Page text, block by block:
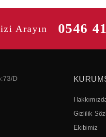
Arayın 0546
D
Gizlilik
Ekibimiz